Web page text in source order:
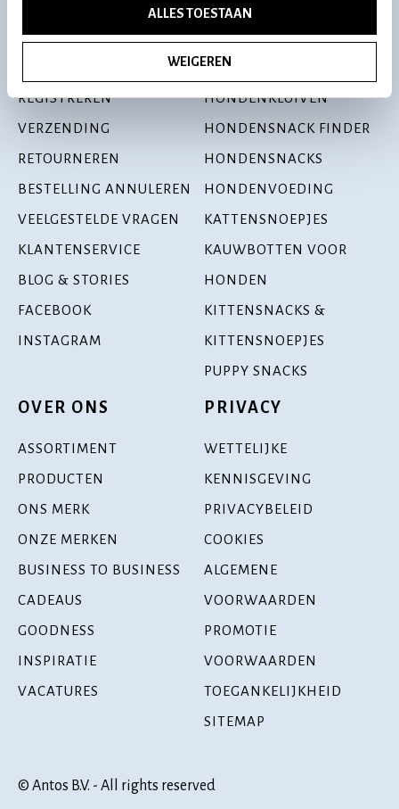
ALLES TOESTAAN
WEIGEREN
REGISTREREN
VERZENDING
RETOURNEREN
BESTELLING ANNULEREN
VEELGESTELDE VRAGEN
KLANTENSERVICE
BLOG & STORIES
FACEBOOK
INSTAGRAM
HONDENBOTTEN
HONDENKLUIVEN
HONDENSNACK FINDER
HONDENSNACKS
HONDENVOEDING
KATTENSNOEPJES
KAUWBOTTEN VOOR
HONDEN
KITTENSNACKS &
KITTENSNOEPJES
PUPPY SNACKS
OVER ONS
ASSORTIMENT
PRODUCTEN
ONS MERK
ONZE MERKEN
BUSINESS TO BUSINESS
CADEAUS
GOODNESS
INSPIRATIE
VACATURES
PRIVACY
WETTELIJKE
KENNISGEVING
PRIVACYBELEID
COOKIES
ALGEMENE
VOORWAARDEN
PROMOTIE
VOORWAARDEN
TOEGANKELIJKHEID
SITEMAP
© Antos B.V. - All rights reserved